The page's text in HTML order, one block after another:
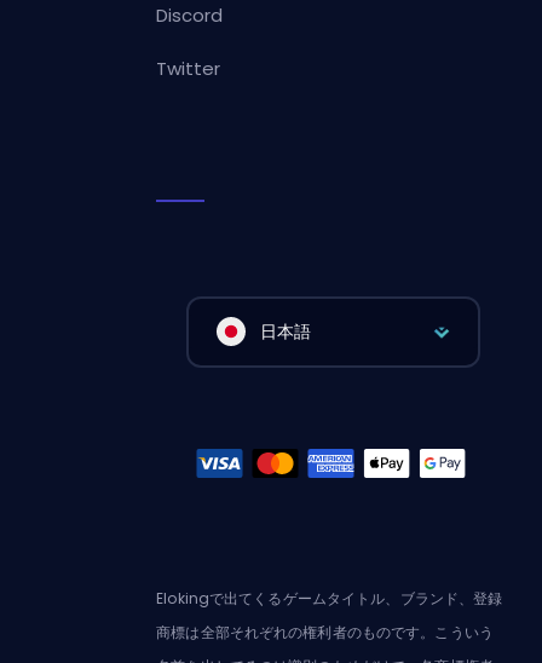
Discord
Twitter
日本語
Elokingで出てくるゲームタイトル、ブランド、登録
商標は全部それぞれの権利者のものです。こういう